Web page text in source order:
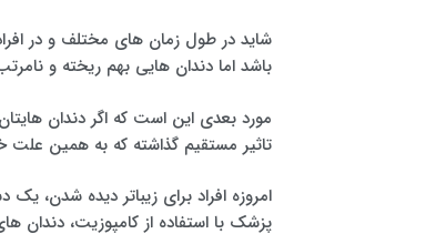
شاید در طول زمان های مختلف و در
باشد اما دندان هایی بهم ریخته و
مورد بعدی این است که اگر دندان
تاثیر مستقیم گذاشته که به همین علت
امروزه افراد برای زیباتر دیده
پزشک با استفاده از کامپوزیت، دندان